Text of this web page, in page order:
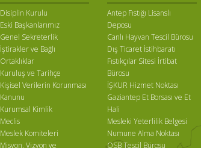
Disiplin Kurulu
Eski Başkanlarımız
Genel Sekreterlik
İştirakler ve Bağlı
Ortaklıklar
Kuruluş ve Tarihçe
Kişisel Verilerin Korunması
Kanunu
Kurumsal Kimlik
Meclis
Meslek Komiteleri
Misyon, Vizyon ve
Antep Fıstığı Lisanslı
Deposu
Canlı Hayvan Tescil Bürosu
Dış Ticaret İstihbaratı
Fıstıkçılar Sitesi İrtibat
Bürosu
İŞKUR Hizmet Noktası
Gaziantep Et Borsası ve Et
Hali
Mesleki Yeterlilik Belgesi
Numune Alma Noktası
OSB Tescil Bürosu